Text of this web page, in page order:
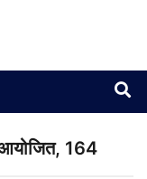
आयोजित, 164